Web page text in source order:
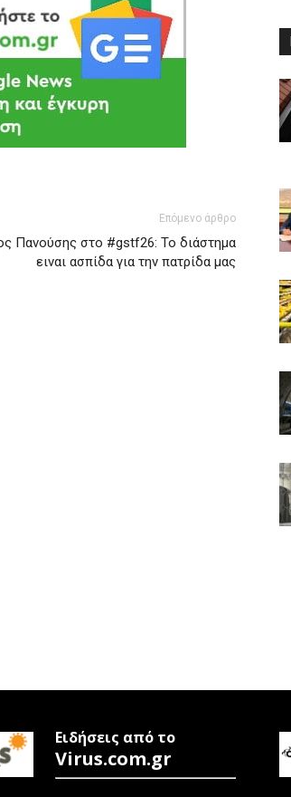
Επόμενο άρθρο
Πανούσης στο #gstf26: Το διάστημα
ειναι ασπίδα για την πατρίδα μας
Ειδήσεις από το
Virus.com.gr